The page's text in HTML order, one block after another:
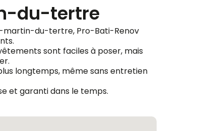
du-tertre
martin-du-tertre, Pro-Bati-Renov
sont faciles à poser, mais
longtemps, même sans entretien
et garanti dans le temps.